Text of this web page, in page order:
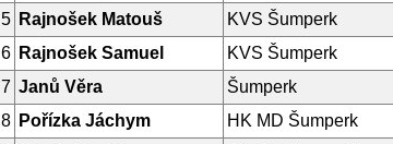
5 Rajnošek Matouš KVS Šumperk
6 Rajnošek Samuel KVS Šumperk
7 Janů Věra Šumperk
8 Pořízka Jáchym HK MD Šumperk